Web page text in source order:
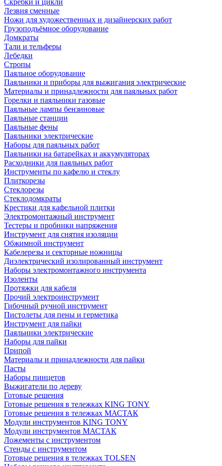
Скребки и цикли
Лезвия сменные
Ножи для художественных и дизайнерских работ
Грузоподъёмное оборудование
Домкраты
Тали и тельферы
Лебедки
Стропы
Паяльное оборудование
Паяльники и приборы для выжигания электрические
Материалы и принадлежности для паяльных работ
Горелки и паяльники газовые
Паяльные лампы бензиновые
Паяльные станции
Паяльные фены
Паяльники электрические
Наборы для паяльных работ
Паяльники на батарейках и аккумуляторах
Расходники для паяльных работ
Инструменты по кафелю и стеклу
Плиткорезы
Стеклорезы
Стеклодомкраты
Крестики для кафельной плитки
Электромонтажный инструмент
Тестеры и пробники напряжения
Инструмент для снятия изоляции
Обжимной инструмент
Кабелерезы и секторные ножницы
Диэлектрический изолированный инструмент
Наборы электромонтажного инструмента
Изоленты
Протяжки для кабеля
Прочий электроинструмент
Гибочный ручной инструмент
Пистолеты для пены и герметика
Инструмент для пайки
Паяльники электрические
Наборы для пайки
Припой
Материалы и принадлежности для пайки
Пасты
Наборы пинцетов
Выжигатели по дереву
Готовые решения
Готовые решения в тележках KING TONY
Готовые решения в тележках МАСТАК
Модули инструментов KING TONY
Модули инструментов МАСТАК
Ложементы с инструментом
Стенды с инструментом
Готовые решения в тележках TOLSEN